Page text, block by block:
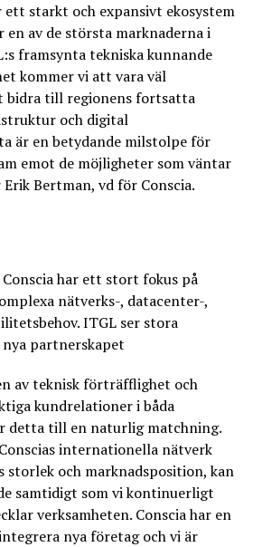
starkt och expansivt ekosystem
en av de största marknaderna i
framsynta tekniska kunnande
kommer vi att vara väl
bidra till regionens fortsatta
och digital
är en betydande milstolpe för
emot de möjligheter som väntar
Bertman, vd för Conscia.
har ett stort fokus på
nätverks-, datacenter-,
ITGL ser stora
partnerskapet
av teknisk förträfflighet och
kundrelationer i båda
detta till en naturlig matchning.
internationella nätverk
storlek och marknadsposition, kan
samtidigt som vi kontinuerligt
verksamheten. Conscia har en
nya företag och vi är